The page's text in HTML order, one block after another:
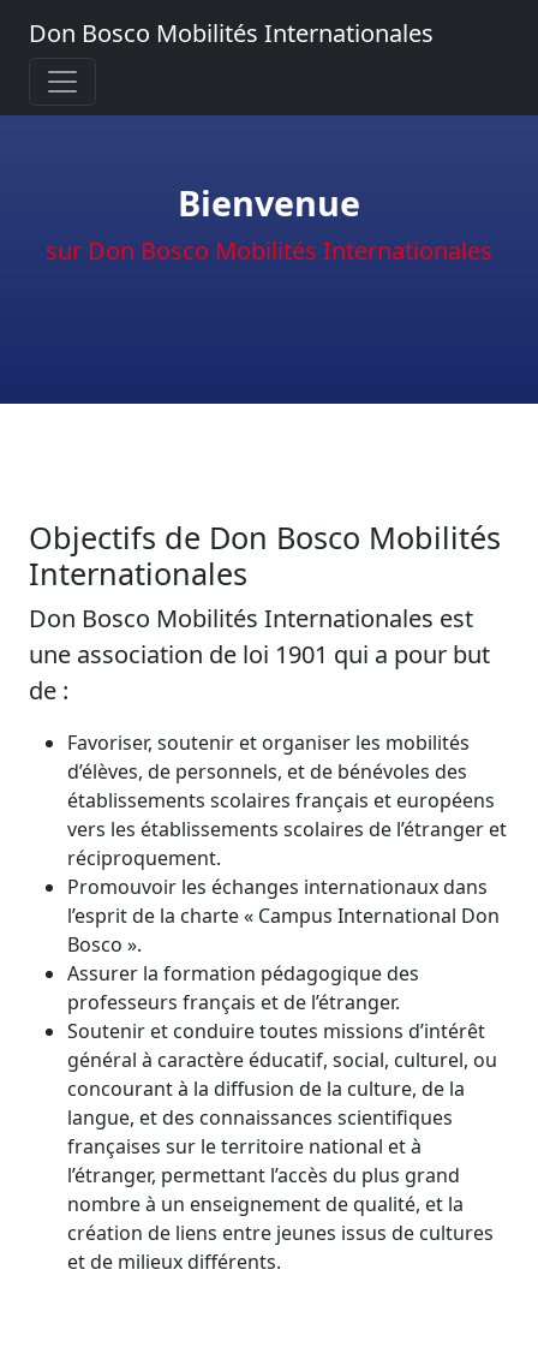
Don Bosco Mobilités Internationales
Bienvenue
sur Don Bosco Mobilités Internationales
Objectifs de Don Bosco Mobilités
Internationales
Don Bosco Mobilités Internationales est
une association de loi 1901 qui a pour but
de :
Favoriser, soutenir et organiser les mobilités
d’élèves, de personnels, et de bénévoles des
établissements scolaires français et européens
vers les établissements scolaires de l’étranger et
réciproquement.
Promouvoir les échanges internationaux dans
l’esprit de la charte « Campus International Don
Bosco ».
Assurer la formation pédagogique des
professeurs français et de l’étranger.
Soutenir et conduire toutes missions d’intérêt
général à caractère éducatif, social, culturel, ou
concourant à la diffusion de la culture, de la
langue, et des connaissances scientifiques
françaises sur le territoire national et à
l’étranger, permettant l’accès du plus grand
nombre à un enseignement de qualité, et la
création de liens entre jeunes issus de cultures
et de milieux différents.